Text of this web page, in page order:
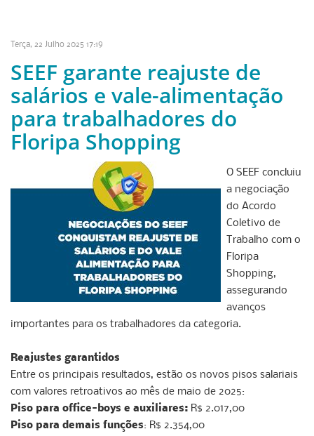
Terça, 22 Julho 2025 17:19
SEEF garante reajuste de
salários e vale-alimentação
para trabalhadores do
Floripa Shopping
O SEEF concluiu
a negociação
do Acordo
Coletivo de
Trabalho com o
Floripa
Shopping,
assegurando
avanços
importantes para os trabalhadores da categoria.
Reajustes garantidos
Entre os principais resultados, estão os novos pisos salariais
com valores retroativos ao mês de maio de 2025:
Piso para office-boys e auxiliares: R$ 2.017,00
Piso para demais funções: R$ 2.354,00